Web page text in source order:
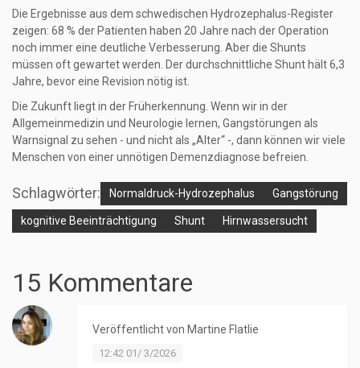
Die Ergebnisse aus dem schwedischen Hydrozephalus-Register
zeigen: 68 % der Patienten haben 20 Jahre nach der Operation
noch immer eine deutliche Verbesserung. Aber die Shunts
müssen oft gewartet werden. Der durchschnittliche Shunt hält 6,3
Jahre, bevor eine Revision nötig ist.
Die Zukunft liegt in der Früherkennung. Wenn wir in der
Allgemeinmedizin und Neurologie lernen, Gangstörungen als
Warnsignal zu sehen - und nicht als „Alter“ -, dann können wir viele
Menschen von einer unnötigen Demenzdiagnose befreien.
Schlagwörter: Normaldruck-Hydrozephalus Gangstörung
kognitive Beeinträchtigung Shunt Hirnwassersucht
15 Kommentare
Veröffentlicht von Martine Flatlie
12:42 01/ 3/2026